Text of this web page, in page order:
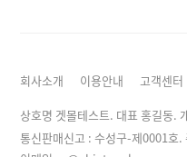
회사소개 이용안내 고객센터
상호명 겟몰테스트. 대표 홍길동.
통신판매신고 : 수성구-제0001호.